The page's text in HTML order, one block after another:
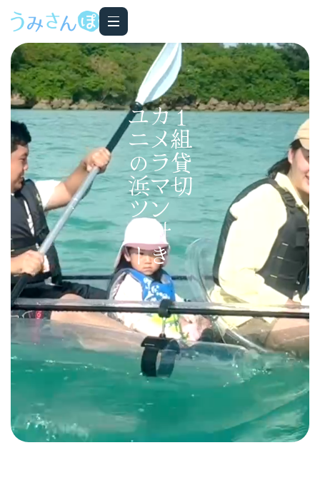
1組貸切
カメラマン付き
ユニの浜ツアー